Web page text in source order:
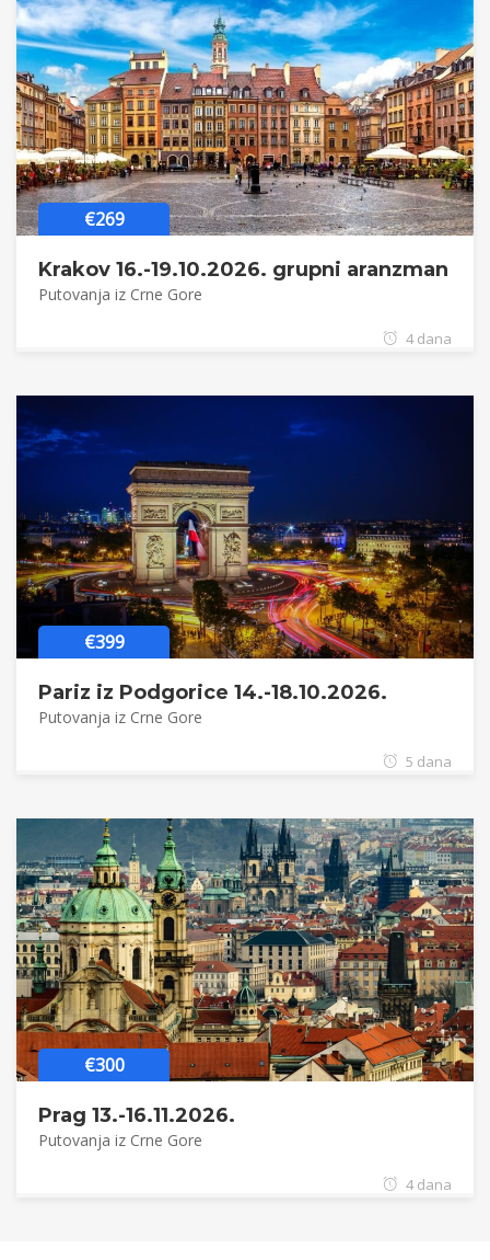
€269
Krakov 16.-19.10.2026. grupni aranzman
Putovanja iz Crne Gore
4 dana
€399
Pariz iz Podgorice 14.-18.10.2026.
Putovanja iz Crne Gore
5 dana
€300
Prag 13.-16.11.2026.
Putovanja iz Crne Gore
4 dana